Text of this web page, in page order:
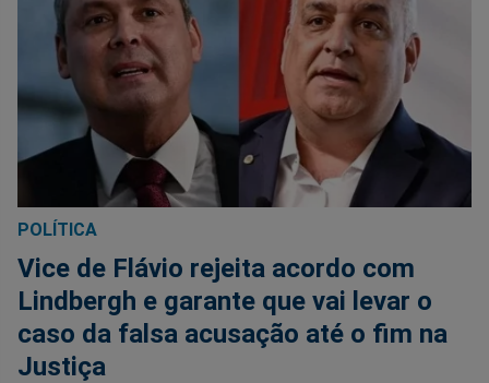
POLÍTICA
Vice de Flávio rejeita acordo com
Lindbergh e garante que vai levar o
caso da falsa acusação até o fim na
Justiça